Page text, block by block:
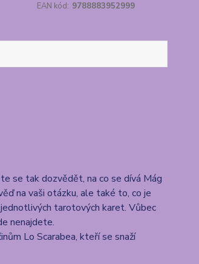
EAN kód: 9788883952999
se tak dozvědět, na co se dívá Mág
na vaši otázku, ale také to, co je
tarotových karet. Vůbec
nenajdete.
Lo Scarabea, kteří se snaží